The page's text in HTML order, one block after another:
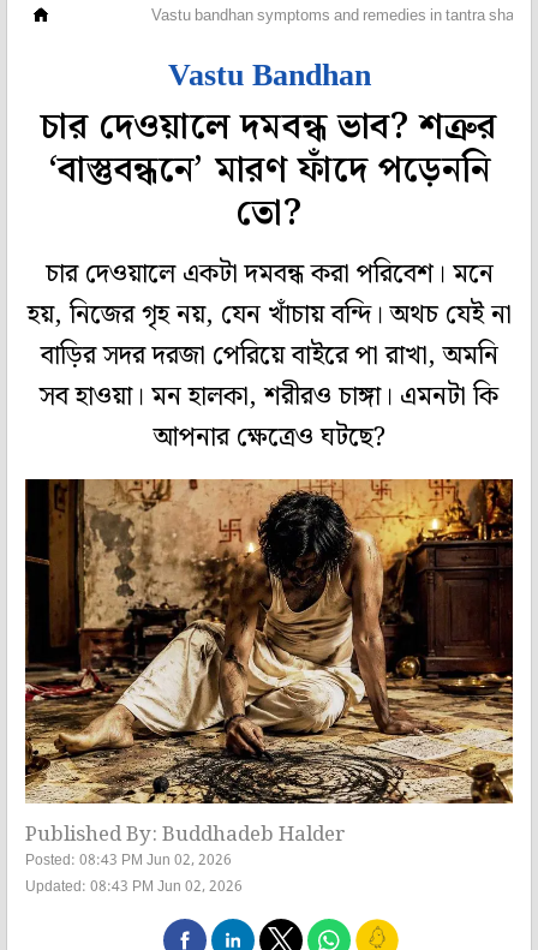
Vastu bandhan symptoms and remedies in tantra
Vastu Bandhan
চার দেওয়ালে দমবন্ধ ভাব? শত্রুর
‘বাস্তুবন্ধনে’ মারণ ফাঁদে পড়েননি
তো?
চার দেওয়ালে একটা দমবন্ধ করা পরিবেশ। মনে
হয়, নিজের গৃহ নয়, যেন খাঁচায় বন্দি। অথচ যেই না
বাড়ির সদর দরজা পেরিয়ে বাইরে পা রাখা, অমনি
সব হাওয়া। মন হালকা, শরীরও চাঙ্গা। এমনটা কি
আপনার ক্ষেত্রেও ঘটছে?
Published By: Buddhadeb Halder
Posted: 08:43 PM Jun 02, 2026
Updated: 08:43 PM Jun 02, 2026